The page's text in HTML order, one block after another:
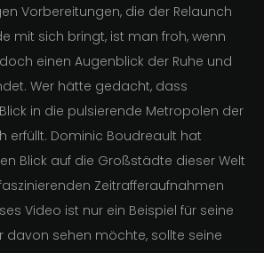
Vorbereitungen, die der Relaunch
mit sich bringt, ist man froh, wenn
einen Augenblick der Ruhe und
Wer hätte gedacht, dass
in die pulsierende Metropolen der
erfüllt. Dominic Boudreault hat
Blick auf die Großstädte dieser Welt
Zeitrafferaufnahmen
Video ist nur ein Beispiel für seine
davon sehen möchte, sollte seine